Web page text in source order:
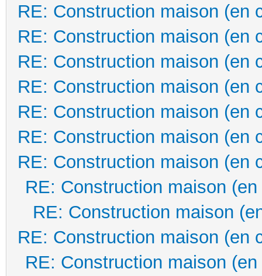
RE: Construction maison (en
RE: Construction maison (en
RE: Construction maison (en
RE: Construction maison (en
RE: Construction maison (en
RE: Construction maison (en
RE: Construction maison (en
RE: Construction maison
RE: Construction maison
RE: Construction maison (en
RE: Construction maison